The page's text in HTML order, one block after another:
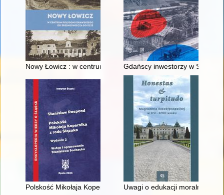
Nowy Łowicz : w centrum poligonu drawskiego od
Gdańscy inwestorzy w
Polskość Mikołaja Kopernika z rodu ŚlązakaUwagi o edukacji moralnej